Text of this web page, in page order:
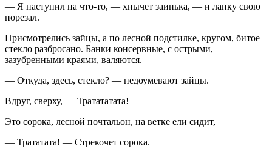
— Я наступил на что-то, — хнычет заинька, — и лапку свою
порезал.
Присмотрелись зайцы, а по лесной подстилке, кругом, битое
стекло разбросано. Банки консервные, с острыми,
зазубренными краями, валяются.
— Откуда, здесь, стекло? — недоумевают зайцы.
Вдруг, сверху, — Тратататата!
Это сорока, лесной почтальон, на ветке ели сидит,
— Трататата! — Стрекочет сорока.